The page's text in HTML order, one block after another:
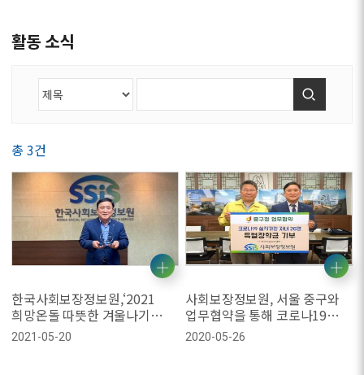
활동 소식
총 3건
한국사회보장정보원,‘2021
희망온돌 따뜻한 겨울나기
사업’우수기부 표창
2021-05-20
사회보장정보원, 서울 중구와
업무협약을 통해 코로나19
실직가정 청소년에게 장학금
후원
2020-05-26